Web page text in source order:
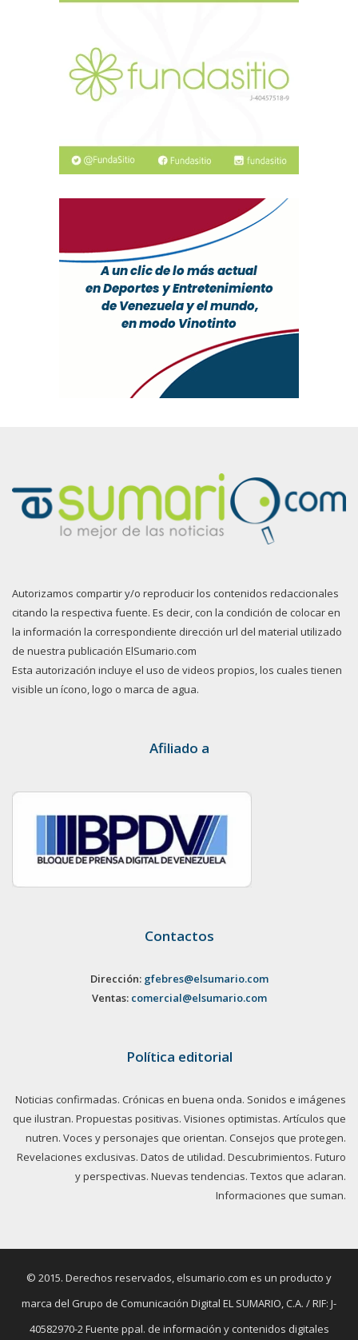
Autorizamos compartir y/o reproducir los contenidos redaccionales
citando la respectiva fuente. Es decir, con la condición de colocar en
la información la correspondiente dirección url del material utilizado
de nuestra publicación ElSumario.com
Esta autorización incluye el uso de videos propios, los cuales tienen
visible un ícono, logo o marca de agua.
Afiliado a
Contactos
Dirección: gfebres@elsumario.com
Ventas: comercial@elsumario.com
Política editorial
Noticias confirmadas. Crónicas en buena onda. Sonidos e imágenes
que ilustran. Propuestas positivas. Visiones optimistas. Artículos que
nutren. Voces y personajes que orientan. Consejos que protegen.
Revelaciones exclusivas. Datos de utilidad. Descubrimientos. Futuro
y perspectivas. Nuevas tendencias. Textos que aclaran.
Informaciones que suman.
© 2015. Derechos reservados, elsumario.com es un producto y
marca del Grupo de Comunicación Digital EL SUMARIO, C.A. / RIF: J-
40582970-2 Fuente ppal. de información y contenidos digitales